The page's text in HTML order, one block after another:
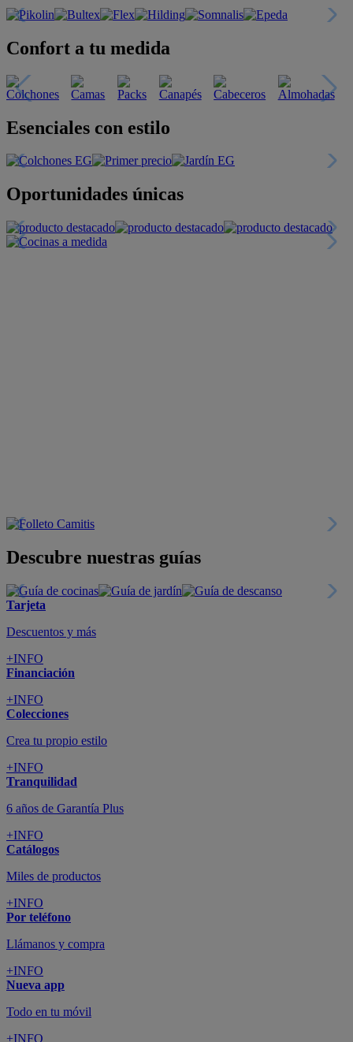
Confort a tu medida
Esenciales con estilo
Oportunidades únicas
Descubre nuestras guías
Tarjeta
Descuentos y más
+INFO
Financiación
+INFO
Colecciones
Crea tu propio estilo
+INFO
Tranquilidad
6 años de Garantía Plus
+INFO
Catálogos
Miles de productos
+INFO
Por teléfono
Llámanos y compra
+INFO
Nueva app
Todo en tu móvil
+INFO